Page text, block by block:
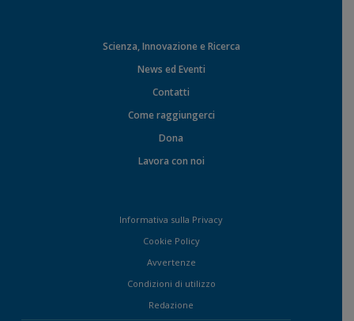
Scienza, Innovazione e Ricerca
News ed Eventi
Contatti
Come raggiungerci
Dona
Lavora con noi
Informativa sulla Privacy
Cookie Policy
Avvertenze
Condizioni di utilizzo
Redazione